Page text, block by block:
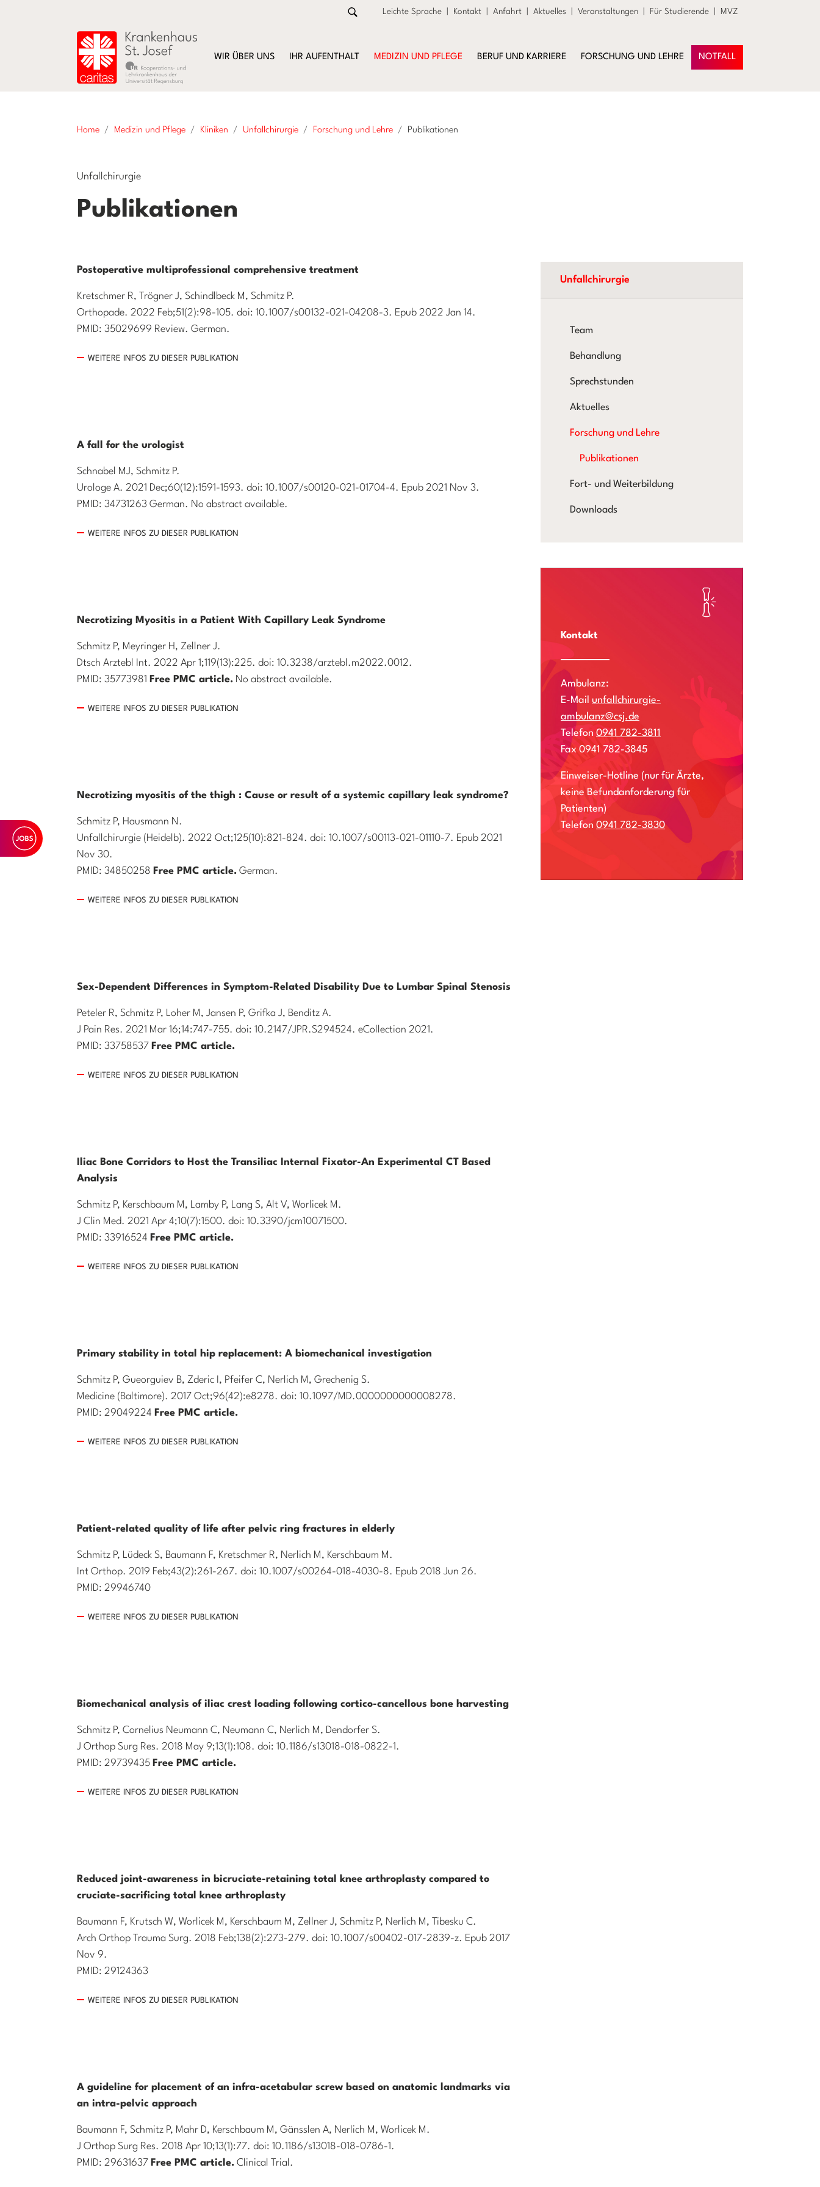
Leichte Sprache Kontakt Anfahrt Aktuelles Veranstaltungen Für Studierende MVZ
WIR ÜBER UNS IHR AUFENTHALT MEDIZIN UND PFLEGE BERUF UND KARRIERE FORSCHUNG UND LEHRE NOTFALL
Home Medizin und Pflege Kliniken Unfallchirurgie Forschung und Lehre Publikationen
Unfallchirurgie
Publikationen
Postoperative multiprofessional comprehensive treatment
Kretschmer R, Trögner J, Schindlbeck M, Schmitz P.
Orthopade. 2022 Feb;51(2):98-105. doi: 10.1007/s00132-021-04208-3. Epub 2022 Jan 14.
PMID: 35029699 Review. German.
WEITERE INFOS ZU DIESER PUBLIKATION
A fall for the urologist
Schnabel MJ, Schmitz P.
Urologe A. 2021 Dec;60(12):1591-1593. doi: 10.1007/s00120-021-01704-4. Epub 2021 Nov 3.
PMID: 34731263 German. No abstract available.
WEITERE INFOS ZU DIESER PUBLIKATION
Necrotizing Myositis in a Patient With Capillary Leak Syndrome
Schmitz P, Meyringer H, Zellner J.
Dtsch Arztebl Int. 2022 Apr 1;119(13):225. doi: 10.3238/arztebl.m2022.0012.
PMID: 35773981 Free PMC article. No abstract available.
WEITERE INFOS ZU DIESER PUBLIKATION
Necrotizing myositis of the thigh : Cause or result of a systemic capillary leak syndrome?
Schmitz P, Hausmann N.
Unfallchirurgie (Heidelb). 2022 Oct;125(10):821-824. doi: 10.1007/s00113-021-01110-7. Epub 2021
Nov 30.
PMID: 34850258 Free PMC article. German.
WEITERE INFOS ZU DIESER PUBLIKATION
Sex-Dependent Differences in Symptom-Related Disability Due to Lumbar Spinal Stenosis
Peteler R, Schmitz P, Loher M, Jansen P, Grifka J, Benditz A.
J Pain Res. 2021 Mar 16;14:747-755. doi: 10.2147/JPR.S294524. eCollection 2021.
PMID: 33758537 Free PMC article.
WEITERE INFOS ZU DIESER PUBLIKATION
Iliac Bone Corridors to Host the Transiliac Internal Fixator-An Experimental CT Based
Analysis
Schmitz P, Kerschbaum M, Lamby P, Lang S, Alt V, Worlicek M.
J Clin Med. 2021 Apr 4;10(7):1500. doi: 10.3390/jcm10071500.
PMID: 33916524 Free PMC article.
WEITERE INFOS ZU DIESER PUBLIKATION
Primary stability in total hip replacement: A biomechanical investigation
Schmitz P, Gueorguiev B, Zderic I, Pfeifer C, Nerlich M, Grechenig S.
Medicine (Baltimore). 2017 Oct;96(42):e8278. doi: 10.1097/MD.0000000000008278.
PMID: 29049224 Free PMC article.
WEITERE INFOS ZU DIESER PUBLIKATION
Patient-related quality of life after pelvic ring fractures in elderly
Schmitz P, Lüdeck S, Baumann F, Kretschmer R, Nerlich M, Kerschbaum M.
Int Orthop. 2019 Feb;43(2):261-267. doi: 10.1007/s00264-018-4030-8. Epub 2018 Jun 26.
PMID: 29946740
WEITERE INFOS ZU DIESER PUBLIKATION
Biomechanical analysis of iliac crest loading following cortico-cancellous bone harvesting
Schmitz P, Cornelius Neumann C, Neumann C, Nerlich M, Dendorfer S.
J Orthop Surg Res. 2018 May 9;13(1):108. doi: 10.1186/s13018-018-0822-1.
PMID: 29739435 Free PMC article.
WEITERE INFOS ZU DIESER PUBLIKATION
Reduced joint-awareness in bicruciate-retaining total knee arthroplasty compared to
cruciate-sacrificing total knee arthroplasty
Baumann F, Krutsch W, Worlicek M, Kerschbaum M, Zellner J, Schmitz P, Nerlich M, Tibesku C.
Arch Orthop Trauma Surg. 2018 Feb;138(2):273-279. doi: 10.1007/s00402-017-2839-z. Epub 2017
Nov 9.
PMID: 29124363
WEITERE INFOS ZU DIESER PUBLIKATION
A guideline for placement of an infra-acetabular screw based on anatomic landmarks via
an intra-pelvic approach
Baumann F, Schmitz P, Mahr D, Kerschbaum M, Gänsslen A, Nerlich M, Worlicek M.
J Orthop Surg Res. 2018 Apr 10;13(1):77. doi: 10.1186/s13018-018-0786-1.
PMID: 29631637 Free PMC article. Clinical Trial.
Unfallchirurgie
Team
Behandlung
Sprechstunden
Aktuelles
Forschung und Lehre
Publikationen
Fort- und Weiterbildung
Downloads
Kontakt
Ambulanz:
E-Mail unfallchirurgie-
ambulanz@csj.de
Telefon 0941 782-3811
Fax 0941 782-3845
Einweiser-Hotline (nur für Ärzte,
keine Befundanforderung für
Patienten)
Telefon 0941 782-3830